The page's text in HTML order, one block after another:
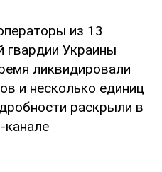
из 13
гвардии Украины
ликвидировали
и несколько единиц
раскрыли в
канале